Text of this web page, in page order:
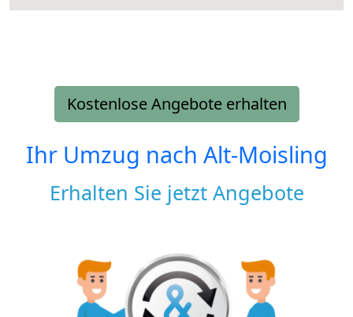
Kostenlose Angebote erhalten
Ihr Umzug nach Alt-Moisling
Erhalten Sie jetzt Angebote